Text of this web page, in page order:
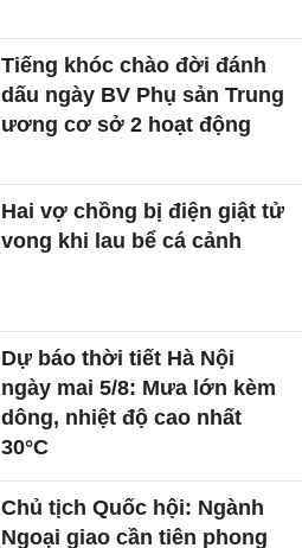
Bộ trưởng Tài chính Mỹ: Mỹ
- Iran có thể đạt thỏa thuận
trong 48 giờ tới
Tổng Bí thư, Chủ tịch nước
Tô Lâm tiếp Đại sứ, Đại biện
Tiếng khóc chào đời đánh
dấu ngày BV Phụ sản Trung
ương cơ sở 2 hoạt động
Hai vợ chồng bị điện giật tử
vong khi lau bể cá cảnh